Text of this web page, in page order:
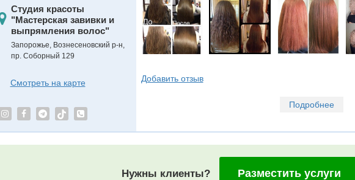
Студия красоты
"Мастерская завивки и
выпрямления волос"
Запорожье, Вознесеновский р-н,
пр. Соборный 129
Смотреть на карте Добавить отзыв
Подробнее
Нужны клиенты? Разместить услуги